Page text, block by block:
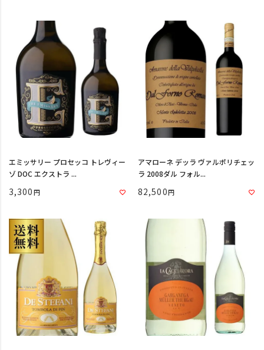
エミッサリー プロセッコ トレヴィー
ゾ DOC エクストラ ...
3,300
アマローネ デッラ ヴァルポリチェッ
ラ 2008ダル フォル...
82,500